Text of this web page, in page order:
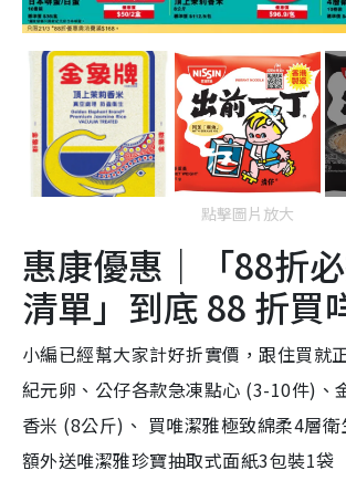
點擊圖片放大
惠康優惠｜「88折
清單」到底 88 折買
小編已經幫大家計好折實價，跟住買就
紀元卵、公仔各款急凍點心 (3-10件)、
香米 (8公斤)、 買唯潔雅極致綿柔4層
額外送唯潔雅珍寶抽取式面紙3包裝1袋